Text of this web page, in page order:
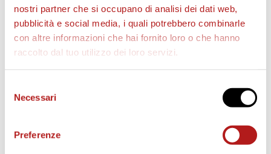
nostri partner che si occupano di analisi dei dati web,
pubblicità e social media, i quali potrebbero combinarle
con altre informazioni che hai fornito loro o che hanno
raccolto dal tuo utilizzo dei loro servizi.
delNecessari
Preferenze
AS CITTADELLA STORE